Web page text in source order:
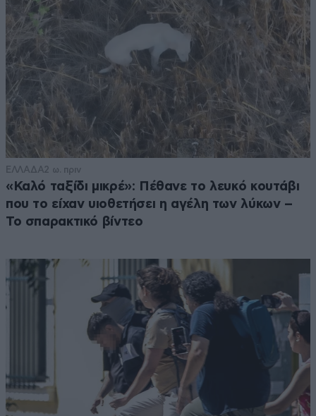
ΕΛΛΑΔΑ2 ω. πριν
«Καλό ταξίδι μικρέ»: Πέθανε το λευκό κουτάβι
που το είχαν υιοθετήσει η αγέλη των λύκων –
Το σπαρακτικό βίντεο